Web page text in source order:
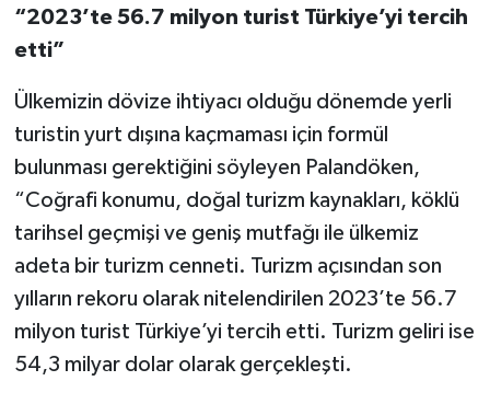
“2023’te 56.7 milyon turist Türkiye’yi tercih
etti”
Ülkemizin dövize ihtiyacı olduğu dönemde yerli
turistin yurt dışına kaçmaması için formül
bulunması gerektiğini söyleyen Palandöken,
“Coğrafi konumu, doğal turizm kaynakları, köklü
tarihsel geçmişi ve geniş mutfağı ile ülkemiz
adeta bir turizm cenneti. Turizm açısından son
yılların rekoru olarak nitelendirilen 2023’te 56.7
milyon turist Türkiye’yi tercih etti. Turizm geliri ise
54,3 milyar dolar olarak gerçekleşti.